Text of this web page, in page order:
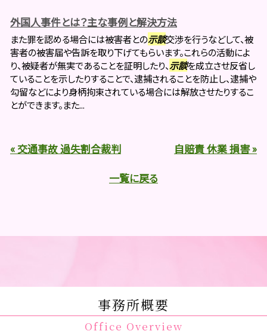
外国人事件とは？主な事例と解決方法
また罪を認める場合には被害者との示談交渉を行うなどして、被
害者の被害届や告訴を取り下げてもらいます。これらの活動によ
り、被疑者が無実であることを証明したり、示談を成立させ反省し
ていることを示したりすることで、逮捕されることを防止し、逮捕や
勾留などにより身柄拘束されている場合には解放させたりするこ
とができます。また...
« 交通事故 過失割合裁判
自賠責 休業 損害 »
一覧に戻る
事務所概要
Office Overview